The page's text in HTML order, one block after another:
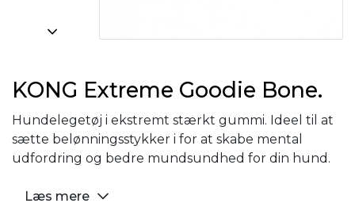
KONG Extreme Goodie Bone.
Hundelegetøj i ekstremt stærkt gummi. Ideel til at
sætte belønningsstykker i for at skabe mental
udfordring og bedre mundsundhed for din hund.
Læs mere